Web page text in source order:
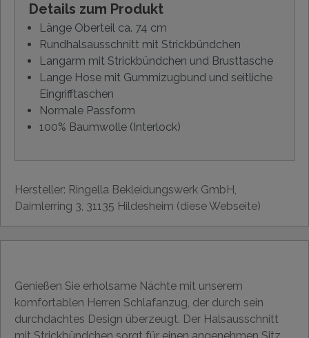
Details zum Produkt
Länge Oberteil ca. 74 cm
Rundhalsausschnitt mit Strickbündchen
Langarm mit Strickbündchen und Brusttasche
Lange Hose mit Gummizugbund und seitliche
Eingrifftaschen
Normale Passform
100% Baumwolle (Interlock)
Hersteller: Ringella Bekleidungswerk GmbH,
Daimlerring 3, 31135 Hildesheim (diese Webseite)
Genießen Sie erholsame Nächte mit unserem
komfortablen Herren Schlafanzug, der durch sein
durchdachtes Design überzeugt. Der Halsausschnitt